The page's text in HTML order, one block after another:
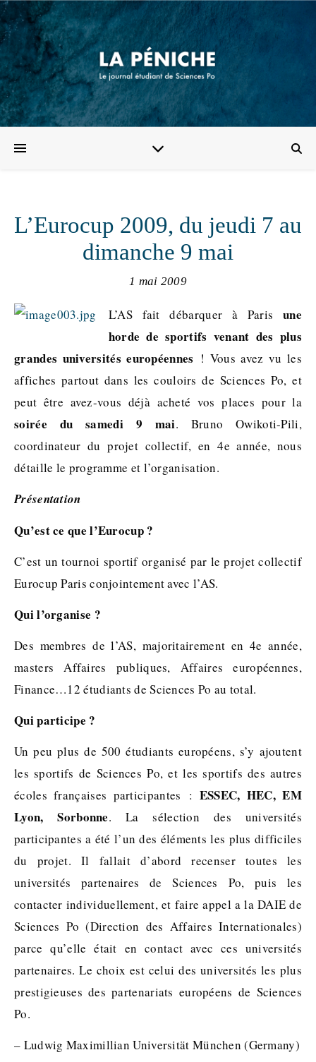
L’Eurocup 2009, du jeudi 7 au
dimanche 9 mai
1 mai 2009
L’AS fait débarquer à Parisune
horde de sportifs venant des plus
grandes universités européennes ! Vous avez vu les
affiches partout dans les couloirs de Sciences Po, et
peut être avez-vous déjà acheté vos places pour la
soirée du samedi 9 mai. Bruno Owikoti-Pili,
coordinateur du projet collectif, en 4e année, nous
détaille le programme et l’organisation.
Présentation
Qu’est ce que l’Eurocup ?
C’est un tournoi sportif organisé par le projet collectif
Eurocup Paris conjointement avec l’AS.
Qui l’organise ?
Des membres de l’AS, majoritairement en 4e année,
masters Affaires publiques, Affaires européennes,
Finance…12 étudiants de Sciences Po au total.
Qui participe ?
Un peu plus de 500 étudiants européens, s’y ajoutent
les sportifs de Sciences Po, et les sportifs des autres
écoles françaises participantes : ESSEC, HEC, EM
Lyon, Sorbonne. La sélection des universités
participantes a été l’un des éléments les plus difficiles
du projet. Il fallait d’abord recenser toutes les
universités partenaires de Sciences Po, puis les
contacter individuellement, et faire appel a la DAIE de
Sciences Po (Direction des Affaires Internationales)
parce qu’elle était en contact avec ces universités
partenaires. Le choix est celui des universités les plus
prestigieuses des partenariats européens de Sciences
Po.
– Ludwig Maximillian Universität München (Germany)